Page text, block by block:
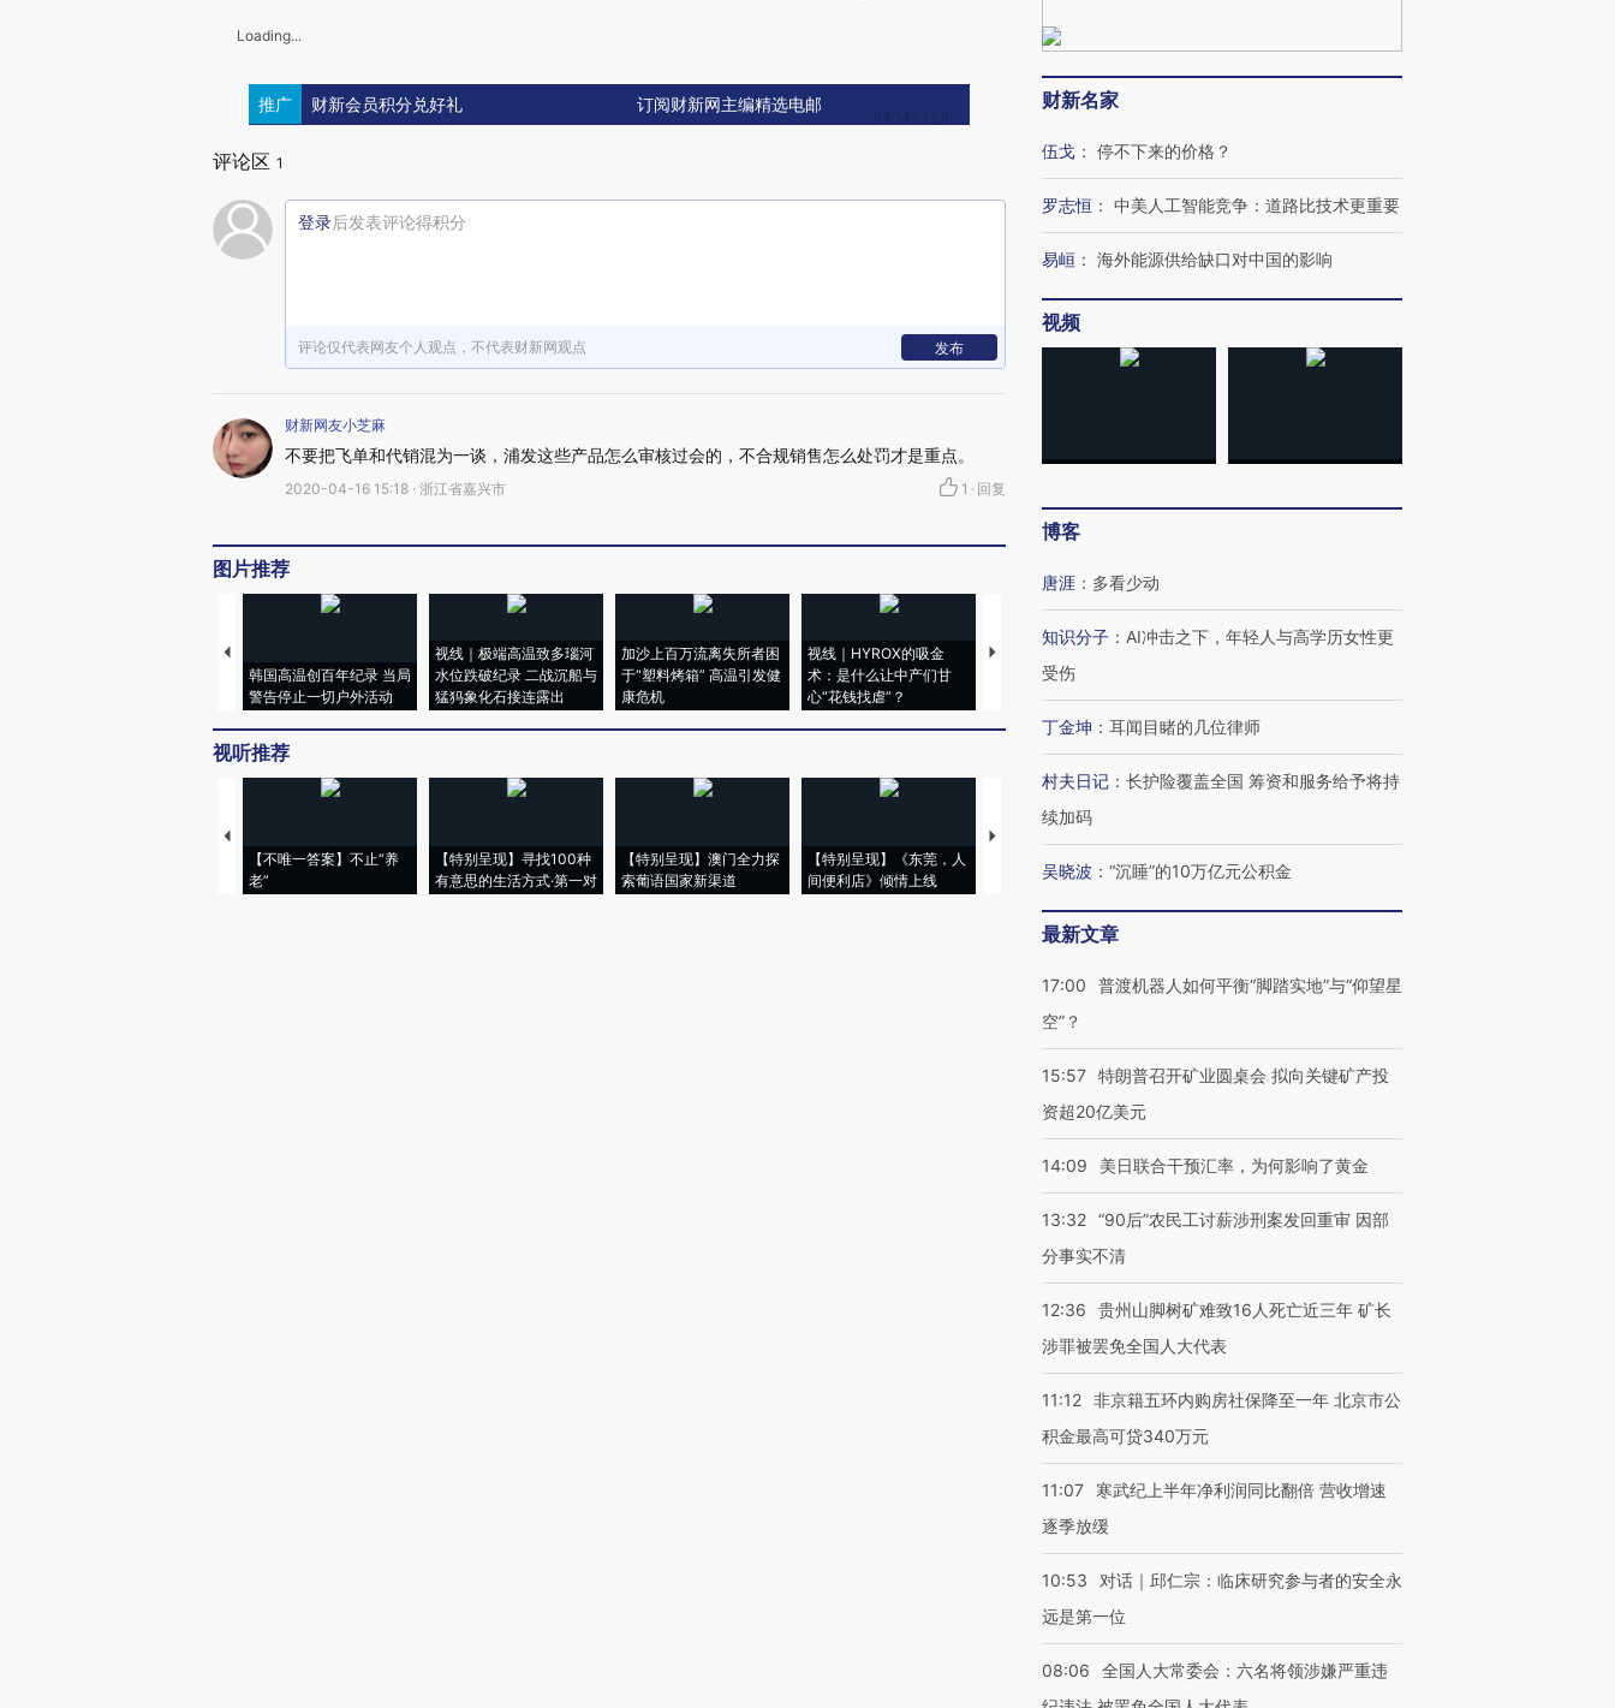
Loading...
推广 财新会员积分兑好礼 订阅财新网主编精选电邮
评论区 1
登录后发表评论得积分
评论仅代表网友个人观点，不代表财新网观点 发布
财新网友小芝麻
不要把飞单和代销混为一谈，浦发这些产品怎么审核过会的，不合规销售怎么处罚才是重点。
2020-04-16 15:18 · 浙江省嘉兴市 1 · 回复
图片推荐
韩国高温创百年纪录 当局
警告停止一切户外活动
视线｜极端高温致多瑙河
水位跌破纪录 二战沉船与
猛犸象化石接连露出
加沙上百万流离失所者困
于“塑料烤箱” 高温引发健
康危机
视线｜HYROX的吸金
术：是什么让中产们甘
心“花钱找虐”？
马航飞行员跨国走私7万
粒摇头丸 尿检体内含3种
育部长拱下台
飞地休达
视听推荐
【不唯一答案】不止“养
老”
【特别呈现】寻找100种
有意思的生活方式·第一对
【特别呈现】澳门全力探
索葡语国家新渠道
【特别呈现】《东莞，人
间便利店》倾情上线
【推广】走进第四届链博
会，让数智科技“链”接产
【特别呈现】寻找100种
有意思的生活方式·第三对
财新名家
伍戈 ： 停不下来的价格？
罗志恒 ： 中美人工智能竞争：道路比技术更重要
易峘 ： 海外能源供给缺口对中国的影响
视频
博客
唐涯 ： 多看少动
知识分子 ： AI冲击之下，年轻人与高学历女性更
受伤
丁金坤 ： 耳闻目睹的几位律师
村夫日记 ： 长护险覆盖全国 筹资和服务给予将持
续加码
吴晓波 ： “沉睡”的10万亿元公积金
最新文章
17:00
普渡机器人如何平衡“脚踏实地”与“仰望星
空”？
15:57 特朗普召开矿业圆桌会 拟向关键矿产投
资超20亿美元
14:09 美日联合干预汇率，为何影响了黄金
13:32 “90后”农民工讨薪涉刑案发回重审 因部
分事实不清
12:36
贵州山脚树矿难致16人死亡近三年 矿长
涉罪被罢免全国人大代表
11:12 非京籍五环内购房社保降至一年 北京市公
积金最高可贷340万元
11:07
寒武纪上半年净利润同比翻倍 营收增速
逐季放缓
10:53
对话｜邱仁宗：临床研究参与者的安全永
远是第一位
08:06
全国人大常委会：六名将领涉嫌严重违